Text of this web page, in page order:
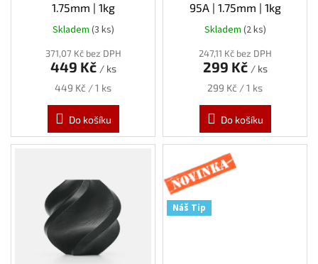
1.75mm | 1kg
Skladem (3 ks)
371,07 Kč bez DPH
449 Kč / ks
Měrná
449 Kč / 1 ks
Do košíku
95A | 1.75mm | 1kg
Skladem (2 ks)
247,11 Kč bez DPH
299 Kč / ks
Měrná
299 Kč / 1 ks
Do košíku
Novinka
Náš Tip